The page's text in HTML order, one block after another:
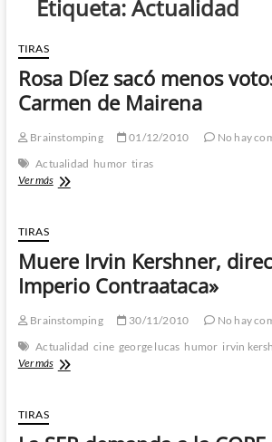
Etiqueta:Actualidad
TIRAS
Rosa Díez sacó menos
Carmen de Mairena
Brainstomping 01/12/2010
No hay
Actualidad humor tiras
Ver másRosa
que
Carmen
de
TIRAS
Muere Irvin Kershner,
Imperio Contraataca»
Brainstomping 30/11/2010
No hay
Actualidad cine george lucas humor irvin
Ver másMuere
TIRAS